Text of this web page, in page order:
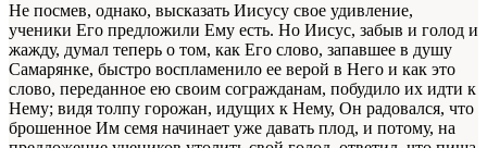
Не посмев, однако, высказать Иисусу свое удивление,
ученики Его предложили Ему есть. Но Иисус, забыв и голод и
жажду, думал теперь о том, как Его слово, запавшее в душу
Самарянке, быстро воспламенило ее верой в Него и как это
слово, переданное ею своим согражданам, побудило их идти к
Нему; видя толпу горожан, идущих к Нему, Он радовался, что
брошенное Им семя начинает уже давать плод, и потому, на